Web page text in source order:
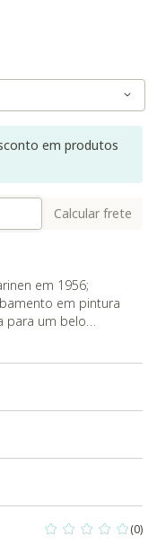
em produtos
Calcular frete
em 1956;
em pintura
para um belo
com acabamento
ou mármore, o
tecnológica);
cerca de 90% a 94%
de vibro-
0 out of 5 (0)